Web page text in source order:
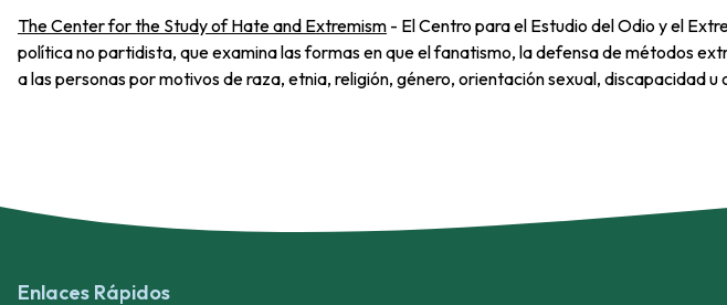
The Center for the Study of Hate and Extremism - El Centro para el Estudio del Odio y el
política no partidista, que examina las formas en que el fanatismo, la defensa de métodos
a las personas por motivos de raza, etnia, religión, género, orientación sexual, discapacidad
Enlaces Rápidos